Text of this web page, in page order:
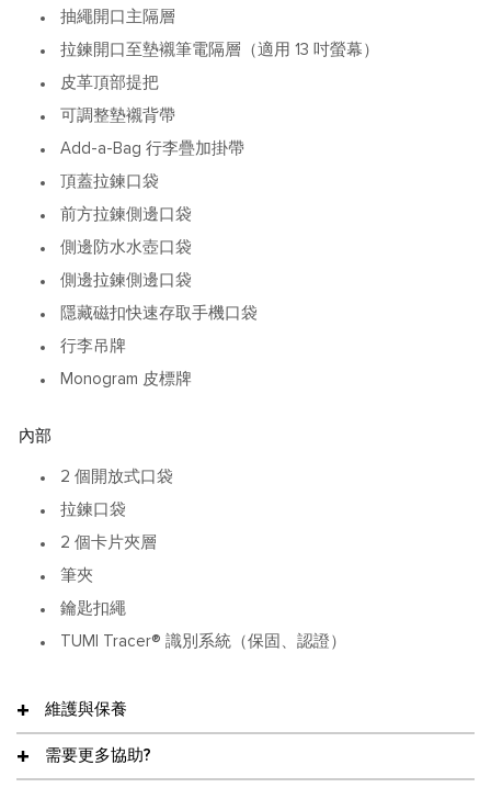
抽繩開口主隔層
拉鍊開口至墊襯筆電隔層（適用 13 吋螢幕）
皮革頂部提把
可調整墊襯背帶
Add-a-Bag 行李疊加掛帶
頂蓋拉鍊口袋
前方拉鍊側邊口袋
側邊防水水壺口袋
側邊拉鍊側邊口袋
隱藏磁扣快速存取手機口袋
行李吊牌
Monogram 皮標牌
內部
2 個開放式口袋
拉鍊口袋
2 個卡片夾層
筆夾
鑰匙扣繩
TUMI Tracer® 識別系統（保固、認證）
維護與保養
需要更多協助?